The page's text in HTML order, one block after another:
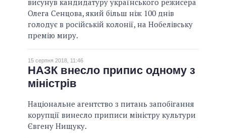
висунув кандидатуру українського режисера
Олега Сенцова, який більш ніж 100 днів
голодує в російській колонії, на Нобелівську
премію миру.
15 серпня 2018, 11:46
НАЗК внесло припис одному з
міністрів
Національне агентство з питань запобігання
корупції винесло приписи міністру культури
Євгену Нищуку.